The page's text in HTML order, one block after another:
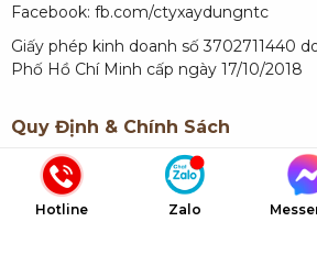
Facebook: fb.com/ctyxaydungntc
Giấy phép kinh doanh số 3702711440
Phố Hồ Chí Minh cấp ngày 17/10/2018
Quy Định & Chính Sách
Quy định về thanh toán
Hotline Zalo